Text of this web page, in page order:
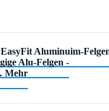
Aluminuim-
Alu-Felgen -
Mehr